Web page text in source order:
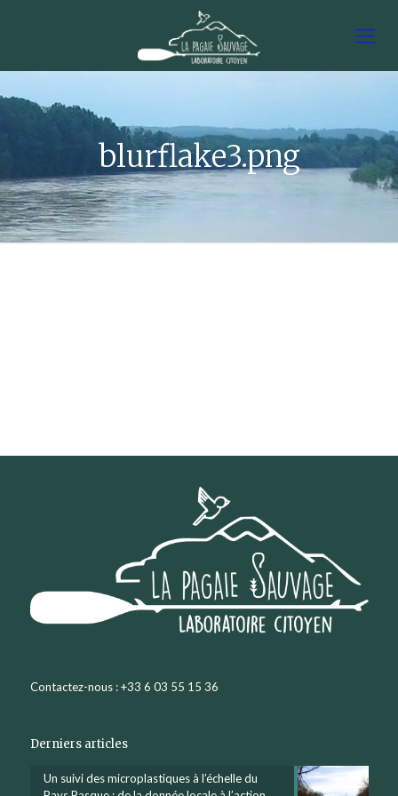
blurflake3.png
Contactez-nous : +33 6 03 55 15 36
Derniers articles
Un suivi des microplastiques à l’échelle du